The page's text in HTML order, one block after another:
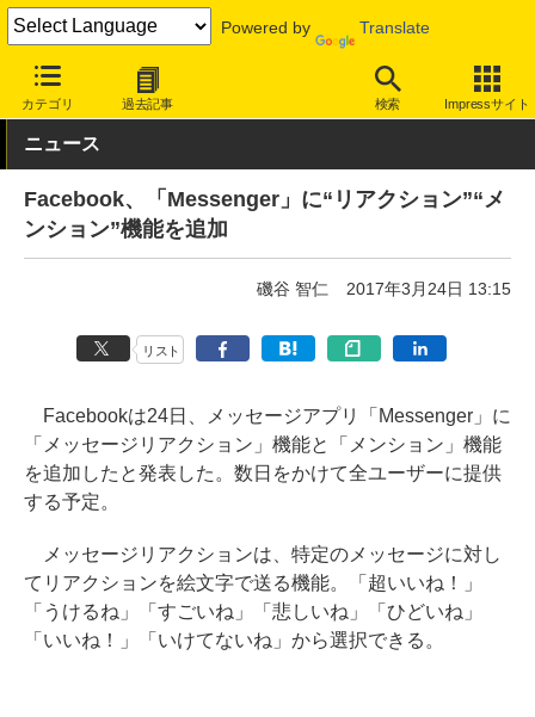
Powered by Translate
カテゴリ 過去記事 検索 Impressサイト
INTERNET Watch サービス/ソフト サービス コミュニケーシ
ニュース
Facebook、「Messenger」に“リアクション”“メ
ンション”機能を追加
磯谷 智仁 2017年3月24日 13:15
リスト
Facebookは24日、メッセージアプリ「Messenger」に
「メッセージリアクション」機能と「メンション」機能
を追加したと発表した。数日をかけて全ユーザーに提供
する予定。
メッセージリアクションは、特定のメッセージに対し
てリアクションを絵文字で送る機能。「超いいね！」
「うけるね」「すごいね」「悲しいね」「ひどいね」
「いいね！」「いけてないね」から選択できる。